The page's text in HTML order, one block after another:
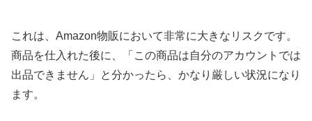
これは、Amazon物販において非常に大きなリスクです。
商品を仕入れた後に、「この商品は自分のアカウントでは
出品できません」と分かったら、かなり厳しい状況になり
ます。